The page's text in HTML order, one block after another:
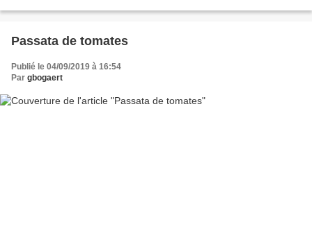
Passata de tomates
Publié le 04/09/2019 à 16:54
Par gbogaert